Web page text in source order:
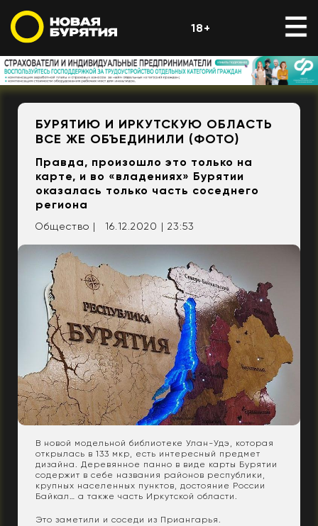
18+
БУРЯТИЮ И ИРКУТСКУЮ ОБЛАСТЬ
ВСЕ ЖЕ ОБЪЕДИНИЛИ (ФОТО)
Правда, произошло это только на
карте, и во «владениях» Бурятии
оказалась только часть соседнего
региона
Общество | 16.12.2020 | 23:53
В новой модельной библиотеке Улан-Удэ, которая
открылась в 133 мкр, есть интересный предмет
дизайна. Деревянное панно в виде карты Бурятии
содержит в себе названия районов республики,
крупных населенных пунктов, достояние России
Байкал… а также часть Иркутской области.
Это заметили и соседи из Приангарья.